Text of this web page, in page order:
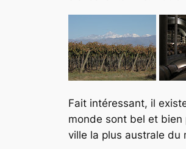
Fait intéressant, il
monde sont bel et bien
ville la plus australe du